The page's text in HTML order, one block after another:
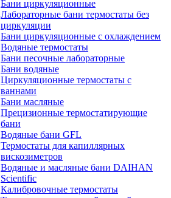
Бани циркуляционные
Лабораторные бани термостаты без
циркуляции
Бани циркуляционные с охлаждением
Водяные термостаты
Бани песочные лабораторные
Бани водяные
Циркуляционные термостаты с
ваннами
Бани масляные
Прецизионные термостатирующие
бани
Водяные бани GFL
Термостаты для капиллярных
вискозиметров
Водяные и масляные бани DAIHAN
Scientific
Калибровочные термостаты